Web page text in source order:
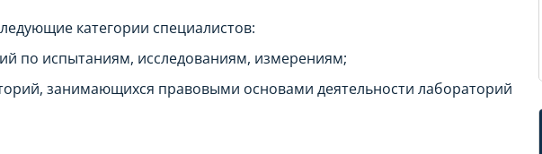
категории специалистов:
по испытаниям, исследованиям, измерениям;
занимающихся правовыми основами деятельности лабораторий